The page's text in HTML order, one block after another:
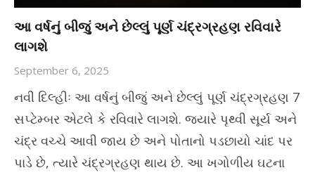
આ વર્ષનું બીજું અને છેલ્લું પૂર્ણ ચંદ્રગ્રહણ રવિવારે
લાગશે
September 6, 2025
નવી દિલ્હીઃ આ વર્ષનું બીજું અને છેલ્લું પૂર્ણ ચંદ્રગ્રહણ 7
સપ્ટેમ્બર એટલે કે રવિવારે લાગશે. જ્યારે પૃથ્વી સૂર્ય અને
ચંદ્ર વચ્ચે આવી જાય છે અને પોતાનો પડછાયો ચાંદ પર
પાડે છે, ત્યારે ચંદ્રગ્રહણ થાય છે. આ ખગોળીય ઘટના